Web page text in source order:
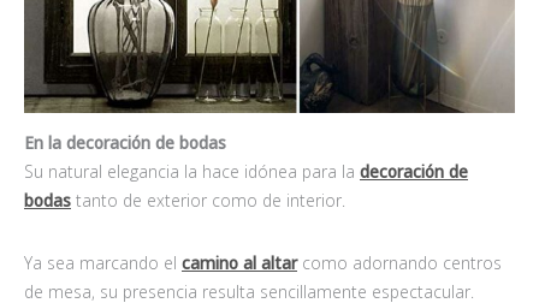
En la decoración de bodas
Su natural elegancia la hace idónea para la decoración de
bodas tanto de exterior como de interior.
Ya sea marcando el camino al altarcomo adornando centros
de mesa, su presencia resulta sencillamente espectacular.